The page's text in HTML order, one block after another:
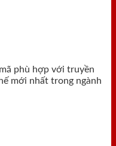
phù hợp với truyền
mới nhất trong ngành